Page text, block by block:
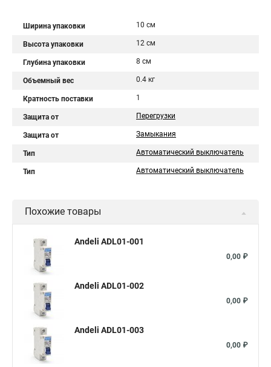
Ширина упаковки 10 см
Высота упаковки 12 см
Глубина упаковки 8 см
Объемный вес 0.4 кг
Кратность поставки 1
Защита от Перегрузки
Защита от Замыкания
Тип Автоматический выключатель
Тип Автоматический выключатель
Похожие товары
Andeli ADL01-001
0,00 ₽
Andeli ADL01-002
0,00 ₽
Andeli ADL01-003
0,00 ₽